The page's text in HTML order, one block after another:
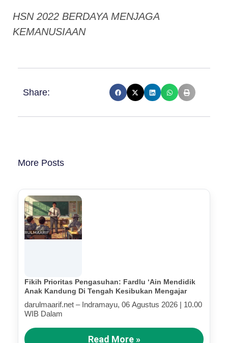
HSN 2022 BERDAYA MENJAGA
KEMANUSIAAN
Share:
More Posts
Fikih Prioritas Pengasuhan: Fardlu ‘Ain Mendidik
Anak Kandung Di Tengah Kesibukan Mengajar
darulmaarif.net – Indramayu, 06 Agustus 2026 | 10.00
WIB Dalam
Read More »